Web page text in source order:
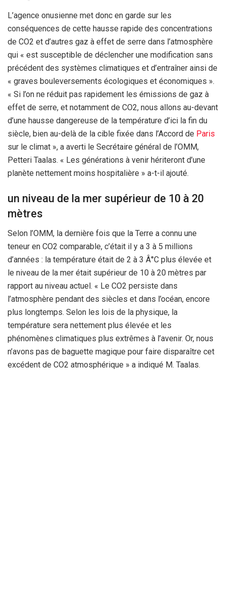
L’agence onusienne met donc en garde sur les
conséquences de cette hausse rapide des concentrations
de CO2 et d’autres gaz à effet de serre dans l’atmosphère
qui « est susceptible de déclencher une modification sans
précédent des systèmes climatiques et d’entraîner ainsi de
« graves bouleversements écologiques et économiques ».
« Si l’on ne réduit pas rapidement les émissions de gaz à
effet de serre, et notamment de CO2, nous allons au-devant
d’une hausse dangereuse de la température d’ici la fin du
siècle, bien au-delà de la cible fixée dans l’Accord de Paris
sur le climat », a averti le Secrétaire général de l’OMM,
Petteri Taalas. « Les générations à venir hériteront d’une
planète nettement moins hospitalière » a-t-il ajouté.
un niveau de la mer supérieur de 10 à 20
mètres
Selon l’OMM, la dernière fois que la Terre a connu une
teneur en CO2 comparable, c’était il y a 3 à 5 millions
d’années : la température était de 2 à 3 Â°C plus élevée et
le niveau de la mer était supérieur de 10 à 20 mètres par
rapport au niveau actuel. « Le CO2 persiste dans
l’atmosphère pendant des siècles et dans l’océan, encore
plus longtemps. Selon les lois de la physique, la
température sera nettement plus élevée et les
phénomènes climatiques plus extrêmes à l’avenir. Or, nous
n’avons pas de baguette magique pour faire disparaître cet
excédent de CO2 atmosphérique » a indiqué M. Taalas.